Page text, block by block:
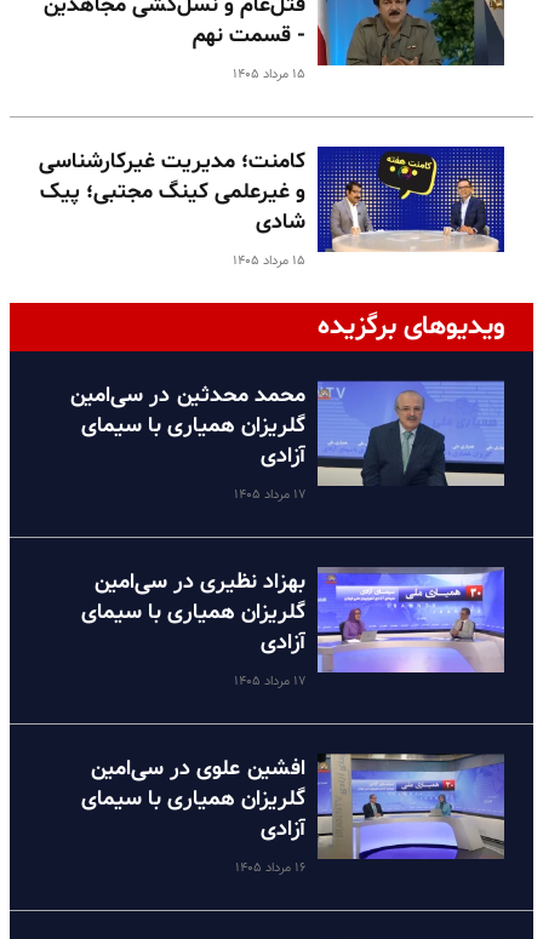
- قسمت نهم
۱۵ مرداد ۱۴۰۵
کامنت؛ مدیریت غیرکارشناسی
و غیرعلمی کینگ مجتبی؛ پیک
شادی
۱۵ مرداد ۱۴۰۵
ویدیوهای برگزیده
محمد محدثین در سی‌امین
گلریزان همیاری با سیمای
آزادی
۱۷ مرداد ۱۴۰۵
بهزاد نظیری در سی‌امین
گلریزان همیاری با سیمای
آزادی
۱۷ مرداد ۱۴۰۵
افشین علوی در سی‌امین
گلریزان همیاری با سیمای
آزادی
۱۶ مرداد ۱۴۰۵